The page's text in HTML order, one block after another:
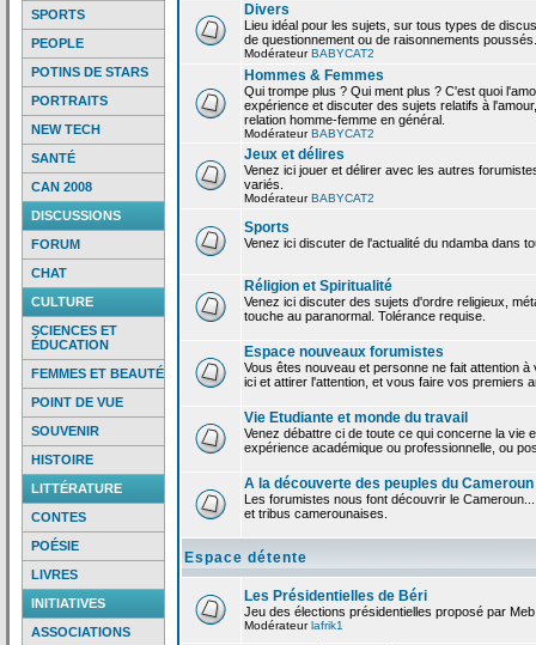
SPORTS
PEOPLE
POTINS DE STARS
PORTRAITS
NEW TECH
SANTÉ
CAN 2008
DISCUSSIONS
FORUM
CHAT
CULTURE
SCIENCES ET
ÉDUCATION
FEMMES ET BEAUTÉ
POINT DE VUE
SOUVENIR
HISTOIRE
LITTÉRATURE
CONTES
POÉSIE
LIVRES
INITIATIVES
ASSOCIATIONS
Divers
Lieu idéal pour les sujets, sur tous types de
de questionnement ou de raisonnements
ModérateurBABYCAT2
Hommes & Femmes
Qui trompe plus ? Qui ment plus ? C'est quoi
expérience et discuter des sujets relatifs à
relation homme-femme en général.
ModérateurBABYCAT2
Jeux et délires
Venez ici jouer et délirer avec les autres
variés.
ModérateurBABYCAT2
Sports
Venez ici discuter de l'actualité du ndamba dans
Réligion et Spiritualité
Venez ici discuter des sujets d'ordre religieux,
touche au paranormal. Tolérance requise.
Espace nouveaux forumistes
Vous êtes nouveau et personne ne fait attention
ici et attirer l'attention, et vous faire vos premiers
Vie Etudiante et monde du travail
Venez débattre ci de toute ce qui concerne la vie
expérience académique ou professionnelle, ou
A la découverte des peuples du Cameroun
Les forumistes nous font découvrir le
et tribus camerounaises.
Espace détente
Les Présidentielles de Béri
Jeu des élections présidentielles proposé par Meb
Modérateurlafrik1